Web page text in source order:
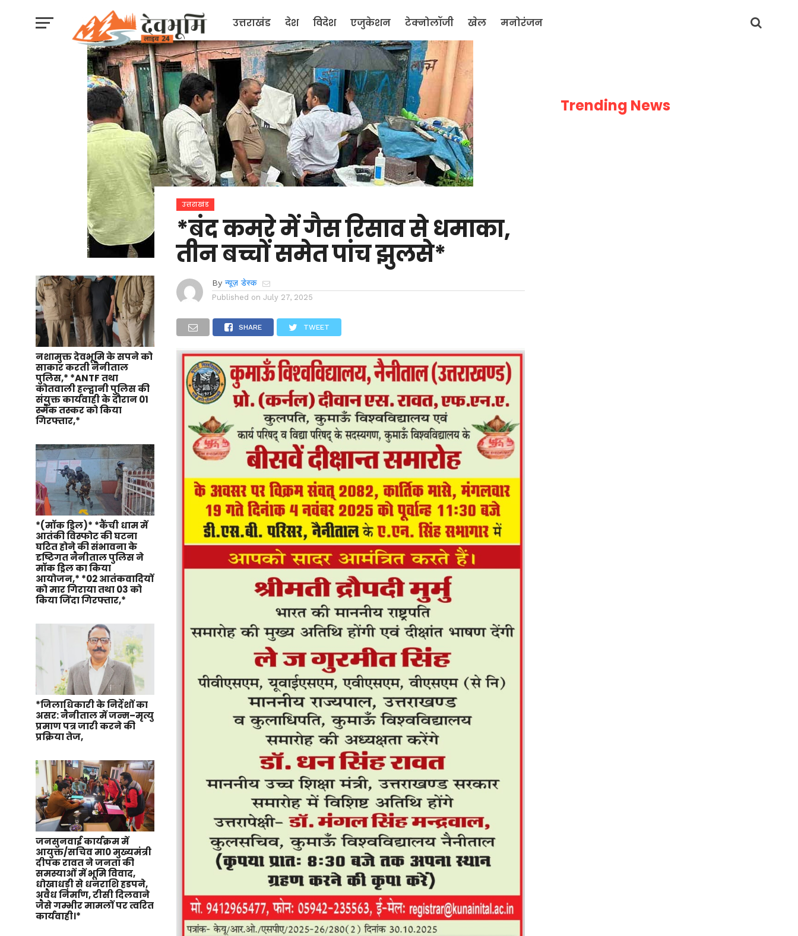
उत्तराखंड देश विदेश एजुकेशन टेक्नोलॉजी खेल मनोरंजन
नशामुक्त देवभूमि के सपने को
साकार करती नैनीताल
पुलिस,* *ANTF तथा
कोतवाली हल्द्वानी पुलिस की
संयुक्त कार्यवाही के दौरान 01
स्मैक तस्कर को किया
गिरफ्तार,*
*(मॉक ड्रिल)* *कैंची धाम में
आतंकी विस्फोट की घटना
घटित होने की संभावना के
दृष्टिगत नैनीताल पुलिस ने
मॉक ड्रिल का किया
आयोजन,* *02 आतंकवादियों
को मार गिराया तथा 03 को
किया जिंदा गिरफ्तार,*
*जिलाधिकारी के निर्देशों का
असर: नैनीताल में जन्म–मृत्यु
प्रमाण पत्र जारी करने की
प्रक्रिया तेज,
जनसुनवाई कार्यक्रम में
आयुक्त/सचिव मा0 मुख्यमंत्री
दीपक रावत ने जनता की
समस्याओं में भूमि विवाद,
धोखाधड़ी से धनराशि हडपने,
अवैध निर्माण, टीसी दिलवाने
जैसे गम्भीर मामलों पर त्वरित
कार्यवाही।*
उत्तराखंड
*बंद कमरे में गैस रिसाव से धमाका,
तीन बच्चों समेत पांच झुलसे*
By न्यूज़ डेस्क
Published on July 27, 2025
SHARE TWEET
Trending News